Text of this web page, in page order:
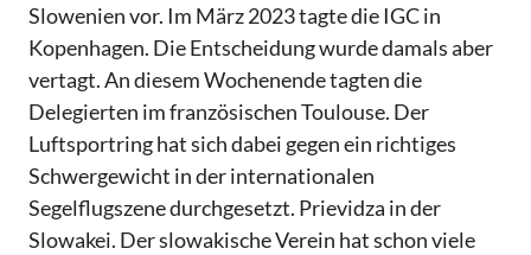
Slowenien vor. Im März 2023 tagte die IGC in
Kopenhagen. Die Entscheidung wurde damals aber
vertagt. An diesem Wochenende tagten die
Delegierten im französischen Toulouse. Der
Luftsportring hat sich dabei gegen ein richtiges
Schwergewicht in der internationalen
Segelflugszene durchgesetzt. Prievidza in der
Slowakei. Der slowakische Verein hat schon viele